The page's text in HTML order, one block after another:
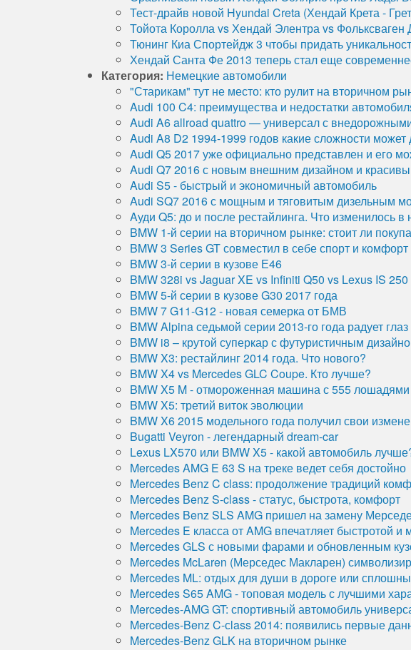
Тест-драйв новой Hyundai Creta (Хендай Крета -
Тойота Королла vs Хендай Элентра vs
Тюнинг Киа Спортейдж 3 чтобы придать
Хендай Санта Фе 2013 теперь стал еще
Категория: Немецкие автомобили
"Старикам" тут не место: кто рулит на вторичном
Audi 100 C4: преимущества и недостатки
Audi A6 allroad quattro — универсал с
Audi A8 D2 1994-1999 годов какие сложности может
Audi Q5 2017 уже официально представлен и его
Audi Q7 2016 с новым внешним дизайном и
Audi S5 - быстрый и экономичный автомобиль
Audi SQ7 2016 с мощным и тяговитым дизельным
Aуди Q5: до и после рестайлинга. Что изменилось в
BMW 1-й серии на вторичном рынке: стоит ли
BMW 3 Series GT совместил в себе спорт и комфорт
BMW 3-й серии в кузове Е46
BMW 328i vs Jaguar XE vs Infiniti Q50 vs Lexus IS 250
BMW 5-й серии в кузове G30 2017 года
BMW 7 G11-G12 - новая семерка от БМВ
BMW Alpina седьмой серии 2013-го года радует глаз
BMW i8 – крутой суперкар с футуристичным
BMW X3: рестайлинг 2014 года. Что нового?
BMW X4 vs Mercedes GLC Coupe. Кто лучше?
BMW X5 M - отмороженная машина с 555 лошадями
BMW X5: третий виток эволюции
BMW X6 2015 модельного года получил свои
Bugatti Veyron - легендарный dream-car
Lexus LX570 или BMW X5 - какой автомобиль
Mercedes AMG E 63 S на треке ведет себя достойно
Mercedes Benz C class: продолжение традиций
Mercedes Benz S-class - статус, быстрота, комфорт
Mercedes Benz SLS AMG пришел на замену
Mercedes E класса от AMG впечатляет быстротой
Mercedes GLS с новыми фарами и обновленным
Mercedes McLaren (Мерседес Макларен)
Mercedes ML: отдых для души в дороге или
Mercedes S65 AMG - топовая модель с лучшими
Mercedes-AMG GT: спортивный автомобиль
Mercedes-Benz C-сlass 2014: появились первые
Mercedes-Benz GLK на вторичном рынке